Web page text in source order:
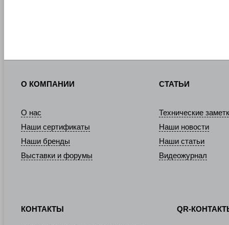
О КОМПАНИИ
О нас
Наши сертификаты
Наши бренды
Выставки и форумы
СТАТЬИ
Технические
Наши новости
Наши статьи
Видеожурнал
КОНТАКТЫ QR-